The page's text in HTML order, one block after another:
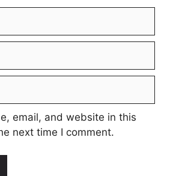
email, and website in this
next time I comment.